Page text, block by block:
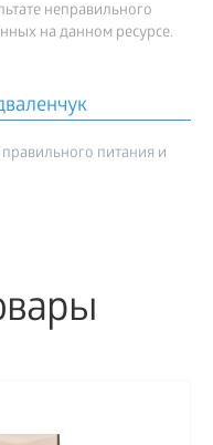
неправильного
на данном ресурсе.
питания и